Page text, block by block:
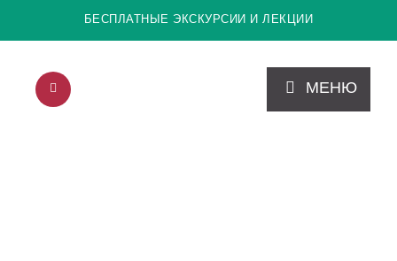
БЕСПЛАТНЫЕ ЭКСКУРСИИ И ЛЕКЦИИ
МЕНЮ